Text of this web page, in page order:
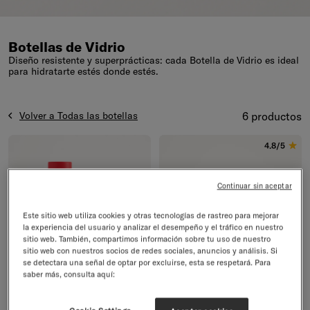
Botellas de Vidrio
Diseño resistente y superprácticas: cada Botella de Vidrio es ideal
para hidratarte estés donde estés.
Volver a Todas las botellas 6 productos
4.8/5
Este sitio web utiliza cookies y otras tecnologías de rastreo para mejorar
la experiencia del usuario y analizar el desempeño y el tráfico en nuestro
sitio web. También, compartimos información sobre tu uso de nuestro
sitio web con nuestros socios de redes sociales, anuncios y análisis. Si
se detectara una señal de optar por excluirse, esta se respetará. Para
saber más, consulta aquí:
Continuar sin aceptar